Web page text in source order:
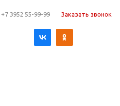
+7 3952 55-99-99 Заказать звонок